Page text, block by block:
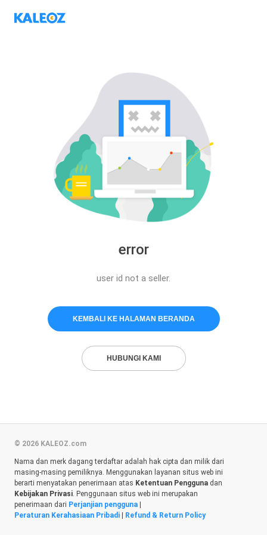
error
user id not a seller.
KEMBALI KE HALAMAN BERANDA
HUBUNGI KAMI
© 2026 KALEOZ.com
Nama dan merk dagang terdaftar adalah hak cipta dan milik dari
masing-masing pemiliknya. Menggunakan layanan situs web ini
berarti menyatakan penerimaan atas Ketentuan Pengguna dan
Kebijakan Privasi. Penggunaan situs web ini merupakan
penerimaan dari Perjanjian pengguna
Peraturan Kerahasiaan Pribadi
Refund & Return Policy